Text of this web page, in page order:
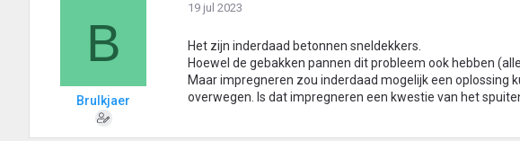
B
Brulkjaer
19 jul 2023
Het zijn inderdaad betonnen sneldekkers.
Hoewel de gebakken pannen dit probleem ook hebben
Maar impregneren zou inderdaad mogelijk een oplossing
overwegen. Is dat impregneren een kwestie van het